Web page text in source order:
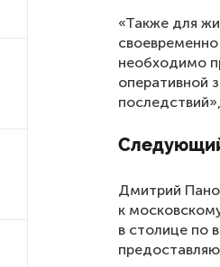
«Также для
необходимо
оперативной
Дмитрий
к
в столице по